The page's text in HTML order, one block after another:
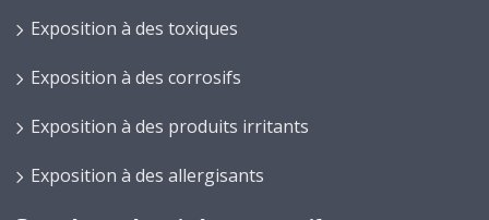
Exposition à des toxiques
Exposition à des corrosifs
Exposition à des produits irritants
Exposition à des allergisants